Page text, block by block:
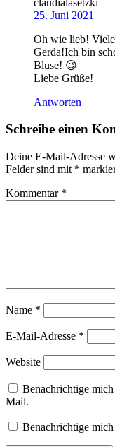
25. Juni 2021
Oh wie lieb!
Gerda!Ich bin
Bluse! 😉
Liebe Grüße!
Antworten
Schreibe einen
Deine E-Mail-Adresse
Felder sind mit *
Kommentar *
Name *
E-Mail-Adresse *
Website
Benachrichtige
Mail.
Benachrichtige